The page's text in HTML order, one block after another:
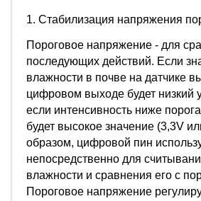
1. Стабилизация напряжения
Пороговое напряжение - для
последующих действий. Если
влажности в почве на датчике
цифровом выходе будет низкий
если интенсивность ниже
будет высокое значение (3,3V
образом, цифровой пин
непосредственно для
влажности и сравнения его с
Пороговое напряжение